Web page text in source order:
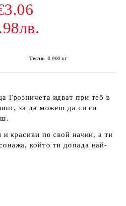
Тегло: 0.000 кг
Грозничета идват при теб в
за да можеш да си ги
красиви по свой начин, а ти
който ти допада най-